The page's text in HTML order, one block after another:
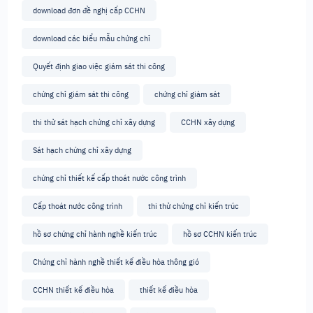
download đơn đề nghị cấp CCHN
download các biểu mẫu chứng chỉ
Quyết định giao việc giám sát thi công
chứng chỉ giám sát thi công chứng chỉ giám sát
thi thử sát hạch chứng chỉ xây dựng CCHN xây dựng
Sát hạch chứng chỉ xây dựng
chứng chỉ thiết kế cấp thoát nước công trình
Cấp thoát nước công trình thi thử chứng chỉ kiến trúc
hồ sơ chứng chỉ hành nghề kiến trúc hồ sơ CCHN kiến trúc
Chứng chỉ hành nghề thiết kế điều hòa thông gió
CCHN thiết kế điều hòa thiết kế điều hòa